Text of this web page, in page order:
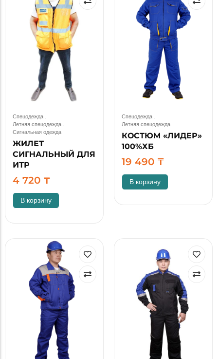
Спецодежда.
Летняя спецодежда.
Сигнальная одежда
ЖИЛЕТ
СИГНАЛЬНЫЙ ДЛЯ
ИТР
4 720 ₸
В корзину
Спецодежда.
Летняя спецодежда
КОСТЮМ «ЛИДЕР»
100%ХБ
19 490 ₸
В корзину